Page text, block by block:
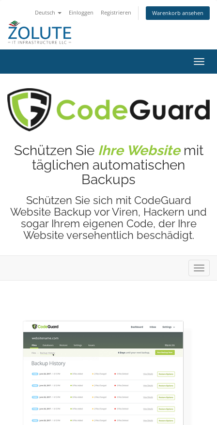
Deutsch Einloggen Registrieren Warenkorb ansehen
ein-/
Schützen Sie Ihre Websitemit
täglichen automatischen
Backups
Schützen Sie sich mit CodeGuard
Website Backup vor Viren, Hackern und
sogar Ihrem eigenen Code, der Ihre
Website versehentlich beschädigt.
ein-/